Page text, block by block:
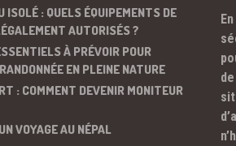
ISOLÉ : QUELS ÉQUIPEMENTS DE
AUTORISÉS ?
À PRÉVOIR POUR
EN PLEINE NATURE
: COMMENT DEVENIR MONITEUR
VOYAGE AU NÉPAL